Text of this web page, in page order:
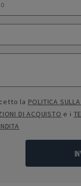
la POLITICA
DI ACQUISTO e i